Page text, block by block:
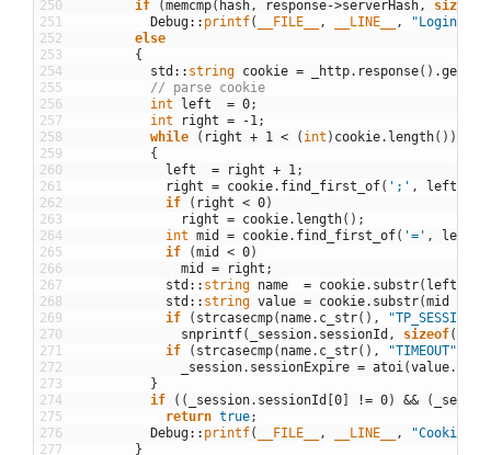
250
251
252
253
254
255
256
257
258
259
260
261
262
263
264
265
266
267
268
269
270
271
272
273
274
275
276
277
if
(memcmp( hash , response->serverHash , sizeof
Debug:: printf( __FILE__ , __LINE__ ,
"Login
else
{
std :: string cookie = _http. response( ) .
// parse cookie
int
left = 0;
int
right = -1 ;
while
( right + 1 < ( int ) cookie. length( ) )
{
left
= right + 1 ;
right = cookie. find_first_of( ';' , left
if
( right < 0)
right = cookie. length( ) ;
int mid = cookie. find_first_of( '=' , left
if
(mid < 0)
mid
= right ;
std :: string name = cookie. substr( left
std :: string value = cookie. substr(mid
if
( strcasecmp( name. c_str( ) ,
snprintf( _session. sessionId , sizeof(
if
( strcasecmp( name. c_str( ) , "TIMEOUT"
_session. sessionExpire = atoi (value.
}
if
( ( _session. sessionId [0] != 0) && (
return true;
Debug:: printf( __FILE__ , __LINE__ ,
"Cookie
}